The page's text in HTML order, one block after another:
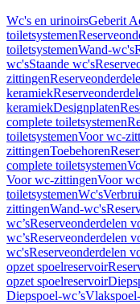
Wc's en urinoirsGeberit
toiletsystemen
toiletsystemenWand-wc's
wc'sStaande wc's
zittingen
keramiek
keramiekDesignplaten
complete toiletsystemen
toiletsystemenVoor wc-
zittingenToebehoren
complete toiletsystemen
Voor wc-zittingenVoor
toiletsystemenWc's
zittingenWand-wc's
wc’sReserveonderdelen
wc’sReserveonderdelen
wc'sReserveonderdelen
opzet spoelreservoir
opzet spoelreservoir
Diepspoel-wc’s